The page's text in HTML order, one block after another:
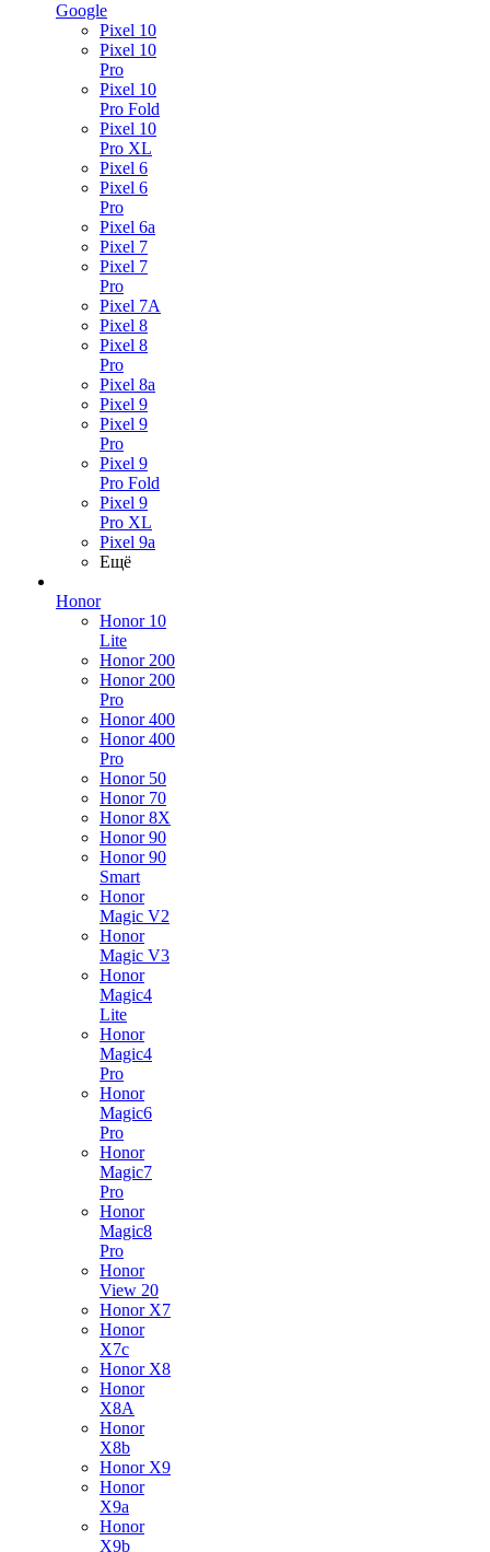
Google
Pixel 10
Pixel 10
Pro
Pixel 10
Pro Fold
Pixel 10
Pro XL
Pixel 6
Pixel 6
Pro
Pixel 6a
Pixel 7
Pixel 7
Pro
Pixel 7A
Pixel 8
Pixel 8
Pro
Pixel 8a
Pixel 9
Pixel 9
Pro
Pixel 9
Pro Fold
Pixel 9
Pro XL
Pixel 9a
Ещё
Honor
Honor 10
Lite
Honor 200
Honor 200
Pro
Honor 400
Honor 400
Pro
Honor 50
Honor 70
Honor 8X
Honor 90
Honor 90
Smart
Honor
Magic V2
Honor
Magic V3
Honor
Magic4
Lite
Honor
Magic4
Pro
Honor
Magic6
Pro
Honor
Magic7
Pro
Honor
Magic8
Pro
Honor
View 20
Honor X7
Honor
X7c
Honor X8
Honor
X8A
Honor
X8b
Honor X9
Honor
X9a
Honor
X9b